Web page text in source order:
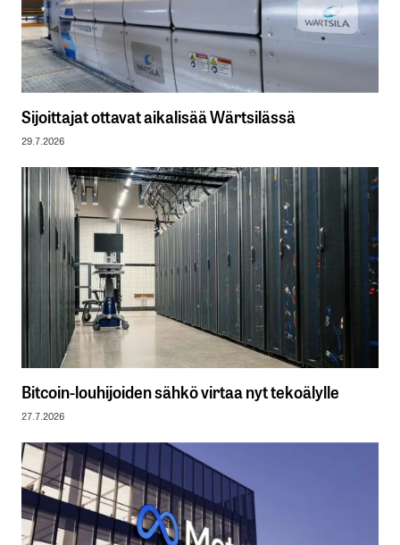
Sijoittajat ottavat aikalisää Wärtsilässä
29.7.2026
Bitcoin-louhijoiden sähkö virtaa nyt tekoälylle
27.7.2026